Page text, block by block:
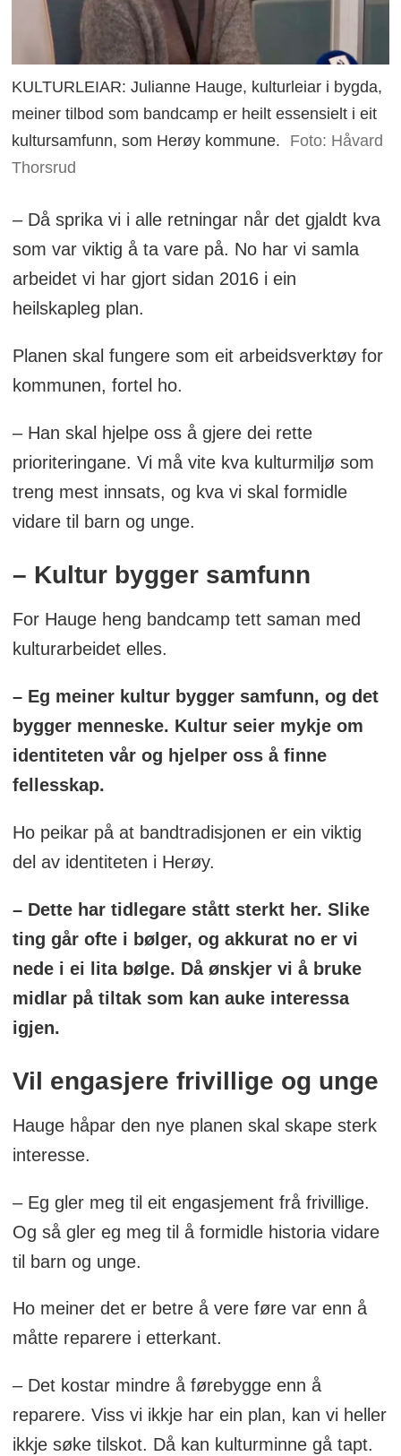
KULTURLEIAR: Julianne Hauge, kulturleiar i bygda,
meiner tilbod som bandcamp er heilt essensielt i eit
kultursamfunn, som Herøy kommune.
Foto: Håvard
Thorsrud
– Då sprika vi i alle retningar når det gjaldt kva
som var viktig å ta vare på. No har vi samla
arbeidet vi har gjort sidan 2016 i ein
heilskapleg plan.
Planen skal fungere som eit arbeidsverktøy for
kommunen, fortel ho.
– Han skal hjelpe oss å gjere dei rette
prioriteringane. Vi må vite kva kulturmiljø som
treng mest innsats, og kva vi skal formidle
vidare til barn og unge.
– Kultur bygger samfunn
For Hauge heng bandcamp tett saman med
kulturarbeidet elles.
– Eg meiner kultur bygger samfunn, og det
bygger menneske. Kultur seier mykje om
identiteten vår og hjelper oss å finne
fellesskap.
Ho peikar på at bandtradisjonen er ein viktig
del av identiteten i Herøy.
– Dette har tidlegare stått sterkt her. Slike
ting går ofte i bølger, og akkurat no er vi
nede i ei lita bølge. Då ønskjer vi å bruke
midlar på tiltak som kan auke interessa
igjen.
Vil engasjere frivillige og unge
Hauge håpar den nye planen skal skape sterk
interesse.
– Eg gler meg til eit engasjement frå frivillige.
Og så gler eg meg til å formidle historia vidare
til barn og unge.
Ho meiner det er betre å vere føre var enn å
måtte reparere i etterkant.
– Det kostar mindre å førebygge enn å
reparere. Viss vi ikkje har ein plan, kan vi heller
ikkje søke tilskot. Då kan kulturminne gå tapt.